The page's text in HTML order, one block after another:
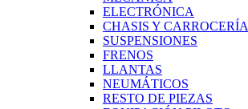
ELECTRÓNICA
CHASIS Y CARROCERÍA
SUSPENSIONES
FRENOS
LLANTAS
NEUMÁTICOS
RESTO DE PIEZAS